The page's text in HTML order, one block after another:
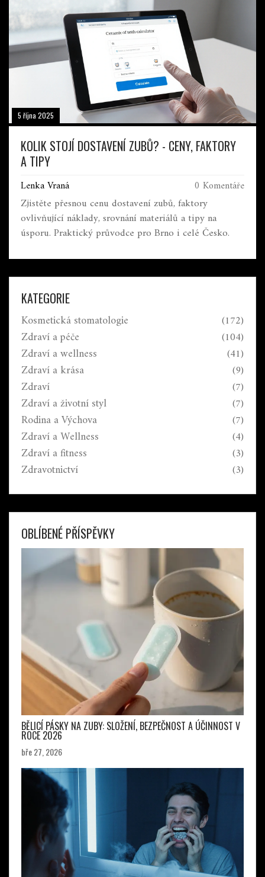
5 října 2025
KOLIK STOJÍ DOSTAVENÍ ZUBŮ? - CENY, FAKTORY
A TIPY
Lenka Vraná 0 Komentáře
Zjistěte přesnou cenu dostavení zubů, faktory
ovlivňující náklady, srovnání materiálů a tipy na
úsporu. Praktický průvodce pro Brno i celé Česko.
KATEGORIE
Kosmetická stomatologie (172)
Zdraví a péče (104)
Zdraví a wellness (41)
Zdraví a krása (9)
Zdraví (7)
Zdraví a životní styl (7)
Rodina a Výchova (7)
Zdraví a Wellness (4)
Zdraví a fitness (3)
Zdravotnictví (3)
OBLÍBENÉ PŘÍSPĚVKY
BĚLICÍ PÁSKY NA ZUBY: SLOŽENÍ, BEZPEČNOST A ÚČINNOST V
ROCE 2026
bře 27, 2026